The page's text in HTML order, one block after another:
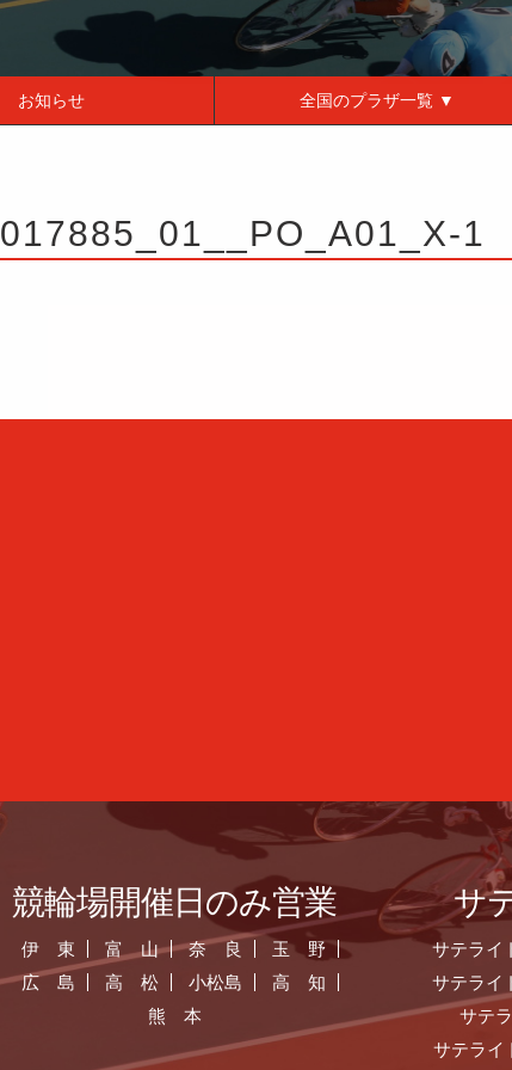
お知らせ 全国のプラザ一覧 ▼
017885_01__PO_A01_X-1
競輪場開催日のみ営業
伊 東 富 山 奈 良
玉 野
広 島
高 松 小松島
高 知
熊 本
サ
サテライ
サテライ
サテ
サテライ